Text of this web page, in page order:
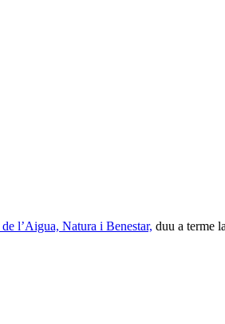
l’Aigua, Natura i Benestar, duu a terme